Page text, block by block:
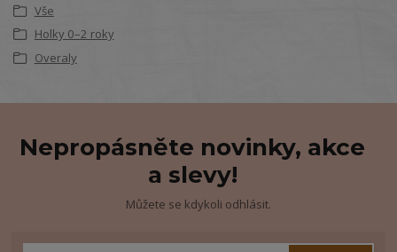
Vše
Holky 0–2 roky
Overaly
Nepropásněte novinky, akce
a slevy!
Můžete se kdykoli odhlásit.